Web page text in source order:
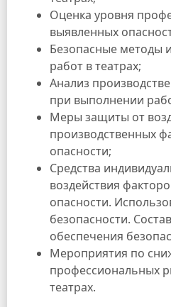
Оценка уровня
выявленных
Безопасные методы
работ в театрах;
Анализ
при выполнении
Меры защиты от
производственных
опасности;
Средства
воздействия
опасности.
безопасности.
обеспечения
Мероприятия по
профессиональных
театрах.